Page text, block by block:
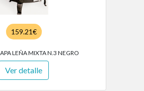
159.21€
LEÑA MIXTA N.3 NEGRO
Ver detalle